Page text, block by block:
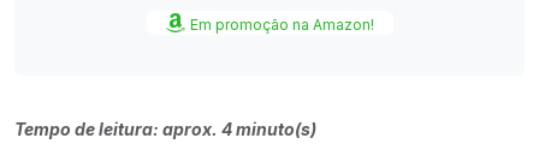
Em promoção na Amazon!
Tempo de leitura: aprox. 4 minuto(s)